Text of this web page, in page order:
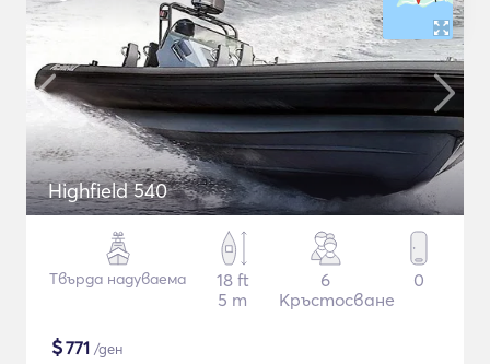
Highfield 540
Твърда надуваема
18 ft
5 m
6
Кръстосване
0
$771 /ден